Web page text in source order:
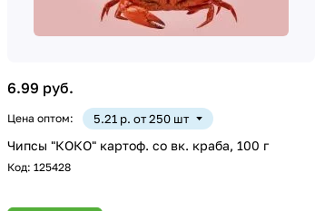
6.99 руб.
Цена оптом: 5.21 р. от 250 шт
Чипсы "КОКО" картоф. со вк. краба, 100 г
Код:125428